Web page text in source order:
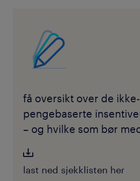
få oversikt over de ikke-
pengebaserte
– og hvilke som bør
last ned sjekklisten her